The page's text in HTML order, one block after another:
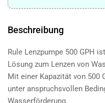
mm
Beschreibung
Rule Lenzpumpe 500 GPH
Lösung zum Lenzen von
Mit einer Kapazität von 500
unter anspruchsvollen
Wasserförderung.